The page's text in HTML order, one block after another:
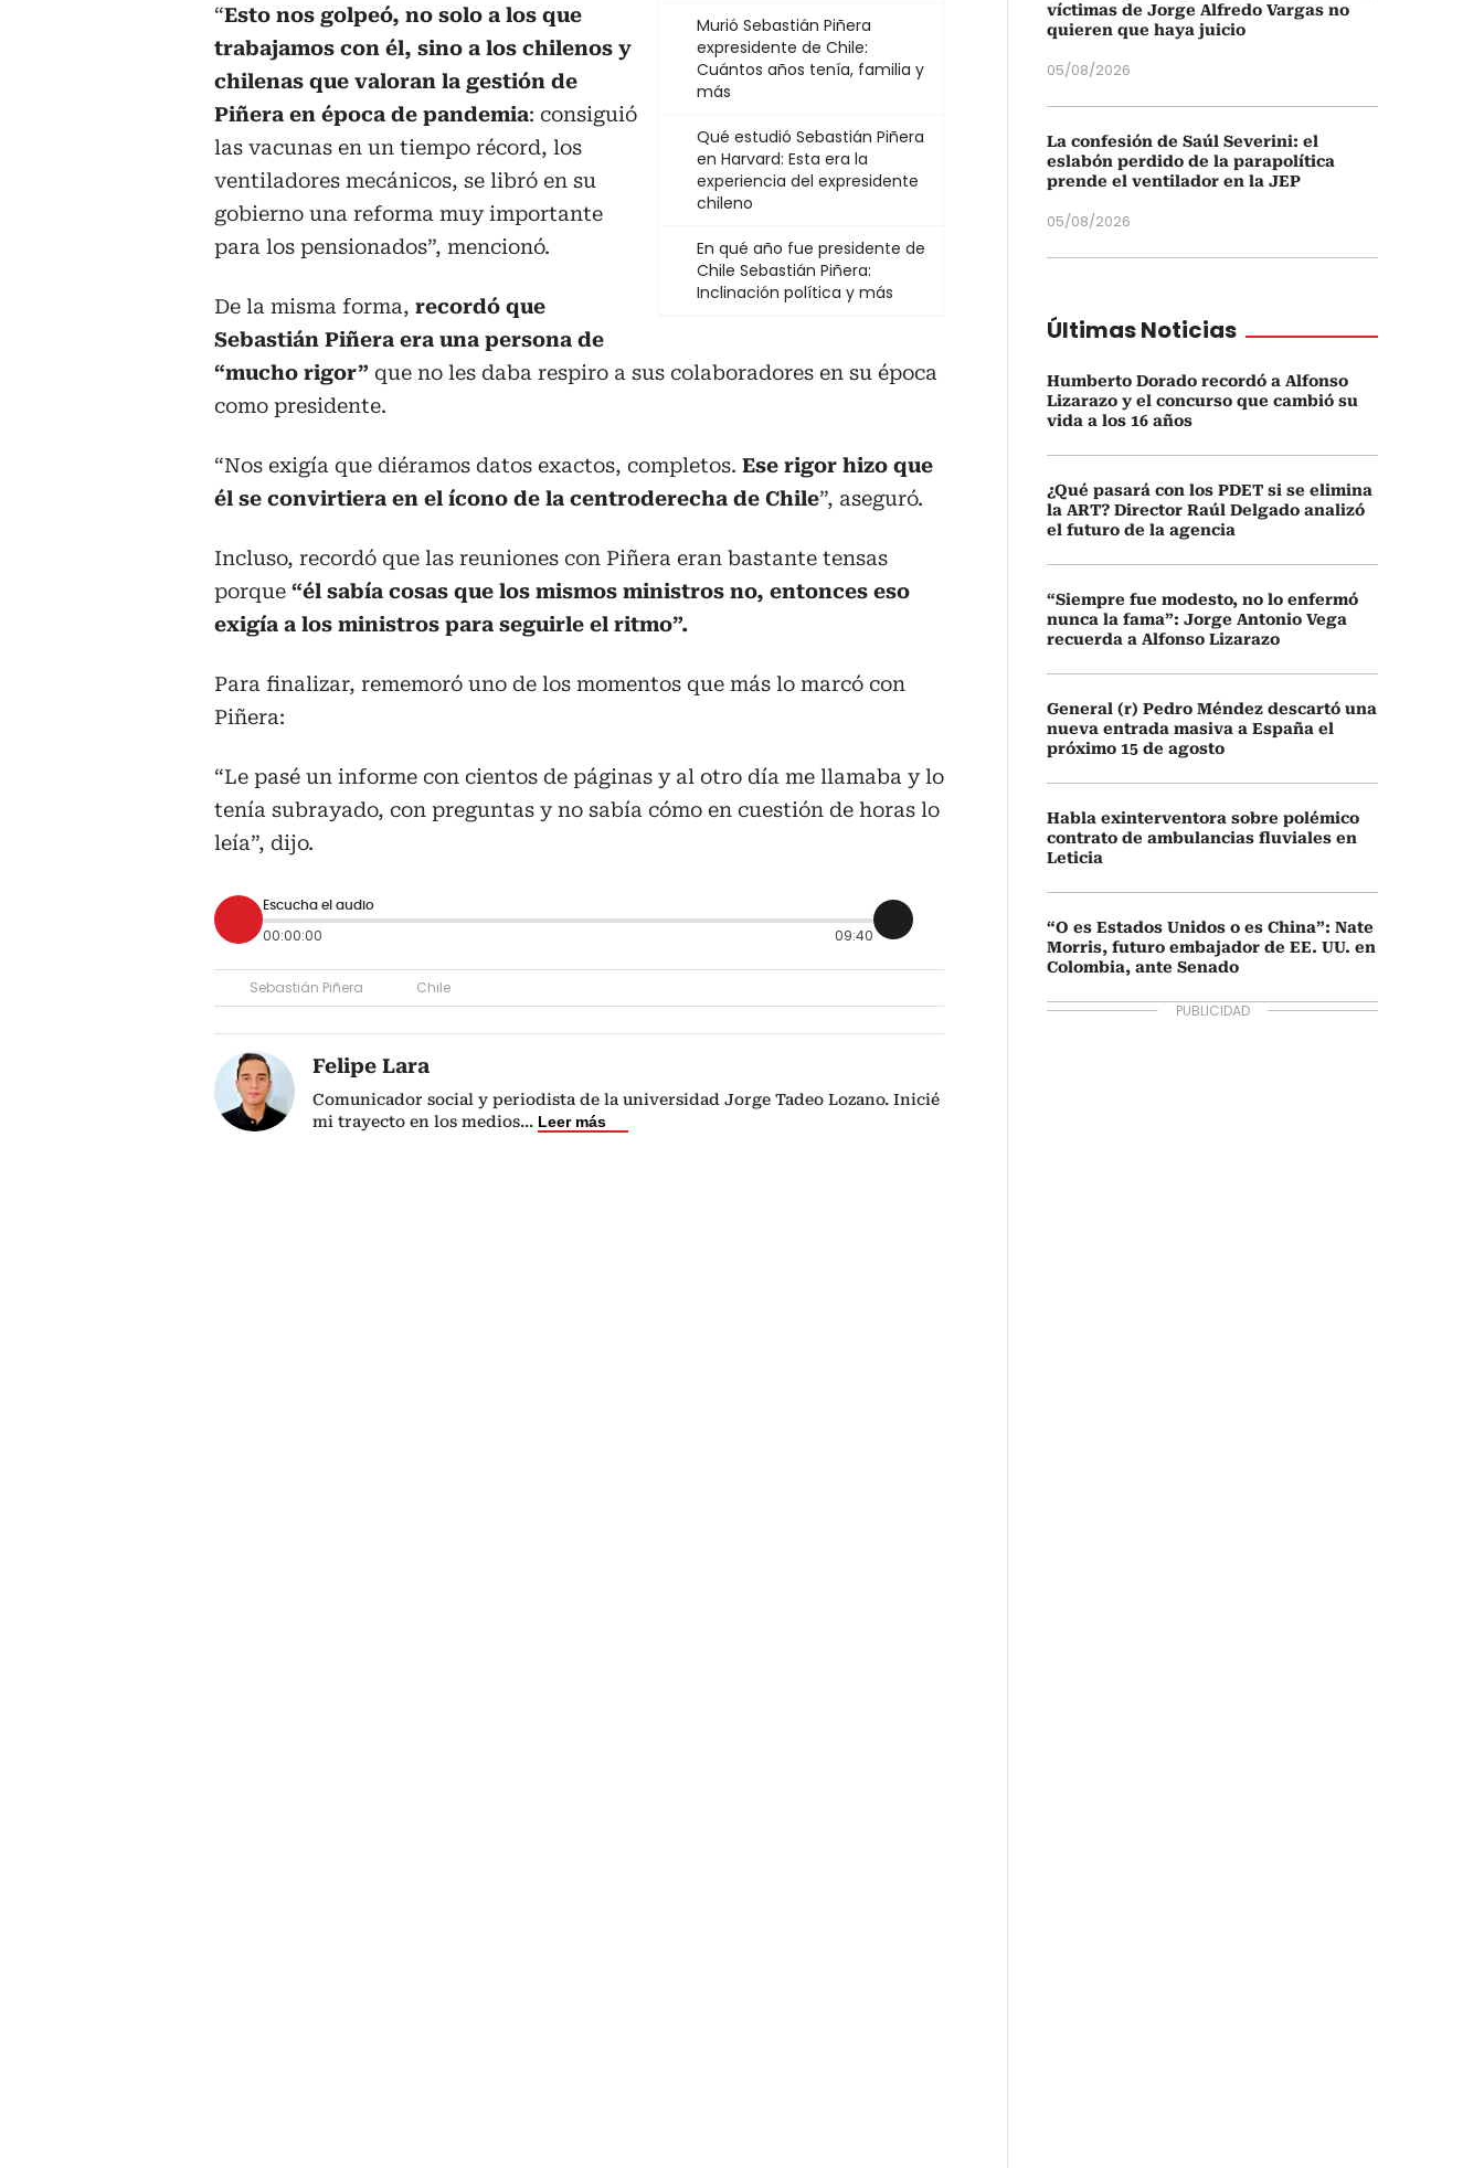
Murió Sebastián Piñera
expresidente de Chile:
Cuántos años tenía, familia y
más
Qué estudió Sebastián Piñera
en Harvard: Esta era la
experiencia del expresidente
chileno
En qué año fue presidente de
Chile Sebastián Piñera:
Inclinación política y más
“Esto nos golpeó, no solo a los que
trabajamos con él, sino a los chilenos y
chilenas que valoran la gestión de
Piñera en época de pandemia: consiguió
las vacunas en un tiempo récord, los
ventiladores mecánicos, se libró en su
gobierno una reforma muy importante
para los pensionados”, mencionó.
De la misma forma, recordó que
Sebastián Piñera era una persona de
“mucho rigor” que no les daba respiro a sus colaboradores en su época
como presidente.
“Nos exigía que diéramos datos exactos, completos. Ese rigor hizo que
él se convirtiera en el ícono de la centroderecha de Chile”, aseguró.
Incluso, recordó que las reuniones con Piñera eran bastante tensas
porque “él sabía cosas que los mismos ministros no, entonces eso
exigía a los ministros para seguirle el ritmo”.
Para finalizar, rememoró uno de los momentos que más lo marcó con
Piñera:
“Le pasé un informe con cientos de páginas y al otro día me llamaba y lo
tenía subrayado, con preguntas y no sabía cómo en cuestión de horas lo
leía”, dijo.
Escucha el audio
00:00:00 09:40
Sebastián Piñera Chile
Felipe Lara
Comunicador social y periodista de la universidad Jorge Tadeo Lozano. Inicié
mi trayecto en los medios... Leer más
víctimas de Jorge Alfredo Vargas no
quieren que haya juicio
05/08/2026
La confesión de Saúl Severini: el
eslabón perdido de la parapolítica
prende el ventilador en la JEP
05/08/2026
Últimas Noticias
Humberto Dorado recordó a Alfonso
Lizarazo y el concurso que cambió su
vida a los 16 años
¿Qué pasará con los PDET si se elimina
la ART? Director Raúl Delgado analizó
el futuro de la agencia
“Siempre fue modesto, no lo enfermó
nunca la fama”: Jorge Antonio Vega
recuerda a Alfonso Lizarazo
General (r) Pedro Méndez descartó una
nueva entrada masiva a España el
próximo 15 de agosto
Habla exinterventora sobre polémico
contrato de ambulancias fluviales en
Leticia
“O es Estados Unidos o es China”: Nate
Morris, futuro embajador de EE. UU. en
Colombia, ante Senado